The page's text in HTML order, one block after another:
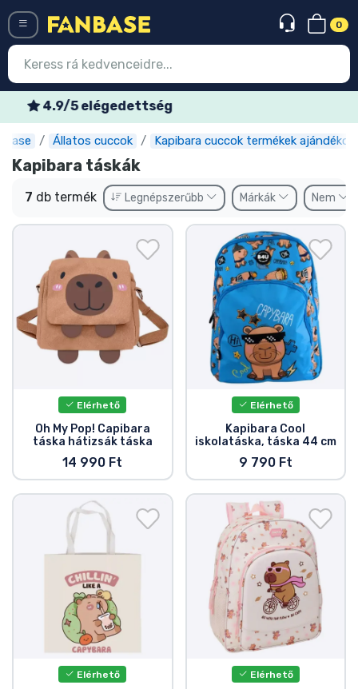
0
Heti akciós ajánlatok
Állatos cuccok Kapibara cuccok termékek ajándékok
Kapibara táskák
7 db termék Legnépszerűbb Márkák Nem
Elérhető
Oh My Pop! Capibara
táska hátizsák táska
14 990 Ft
Elérhető
Kapibara Cool
iskolatáska, táska 44 cm
9 790 Ft
Elérhető Elérhető
Menü
Belépés Regisztráció
Legújabb cuccok
Akciós ajánlatok
Express szállítás
Előrendelhető cuccok
Outlet cuccok
Ajándékkártya
Szállítás és fizetés
Sorozatos cuccok
Filmes cuccok
Mesés cuccok
Animés cuccok
Gamer cuccok
Sportos cuccok